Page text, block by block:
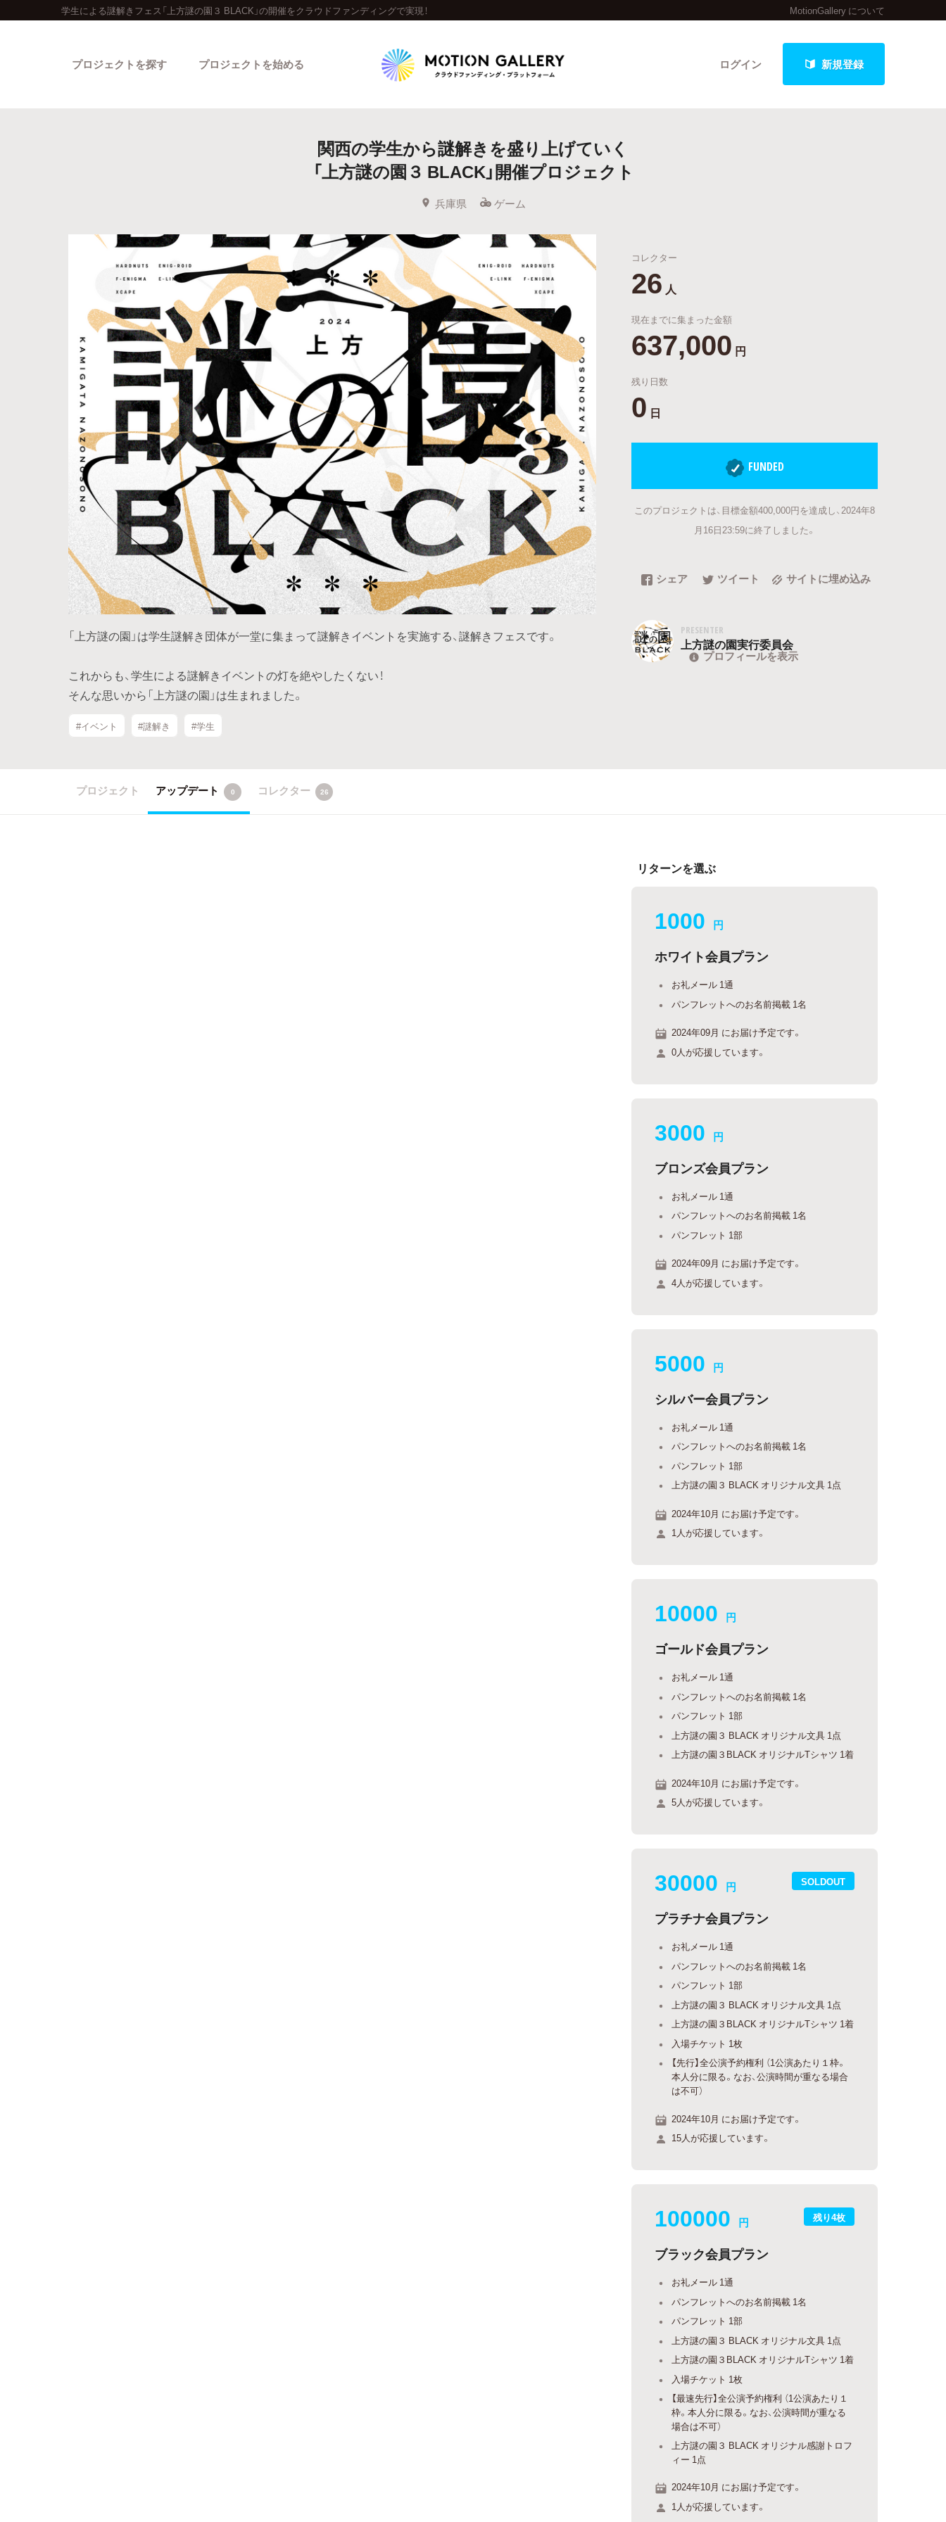
学生による謎解きフェス「上方謎の園３ BLACK」の開催をクラウドファンディングで実現！ MotionGallery について
ログイン 新規登録
プロジェクトを探す
人気のプロジェクト 新着プロジェクト 終了間近のプロジェクト
Feature
カテゴリーから探す タグから探す キュレーターから探す 特集から探す
Legendary
最新達成プロジェクト 調達額が大きいプロジェクト
プロジェクトを始める
関西の学生から謎解きを盛り上げていく
「上方謎の園３ BLACK」開催プロジェクト
兵庫県 ゲーム
「上方謎の園」は学生謎解き団体が一堂に集まって謎解きイベントを実施する、謎解きフェスです。
これからも、学生による謎解きイベントの灯を絶やしたくない！
そんな思いから「上方謎の園」は生まれました。
#イベント #謎解き #学生
コレクター
26 人
現在までに集まった金額
637,000 円
残り日数
0 日
FUNDED
このプロジェクトは、目標金額400,000円を達成し、2024年8
月16日23:59に終了しました。
シェア ツイート サイトに埋め込み
PRESENTER
上方謎の園実行委員会
プロフィールを表示
プロジェクト アップデート 0 コレクター 26
リターンを選ぶ
1000 円
ホワイト会員プラン
お礼メール 1通
パンフレットへのお名前掲載 1名
2024年09月 にお届け予定です。
0人が応援しています。
3000 円
ブロンズ会員プラン
お礼メール 1通
パンフレットへのお名前掲載 1名
パンフレット 1部
2024年09月 にお届け予定です。
4人が応援しています。
5000 円
シルバー会員プラン
お礼メール 1通
パンフレットへのお名前掲載 1名
パンフレット 1部
上方謎の園３ BLACK オリジナル文具 1点
2024年10月 にお届け予定です。
1人が応援しています。
10000 円
ゴールド会員プラン
お礼メール 1通
パンフレットへのお名前掲載 1名
パンフレット 1部
上方謎の園３ BLACK オリジナル文具 1点
上方謎の園３BLACK オリジナルTシャツ 1着
2024年10月 にお届け予定です。
5人が応援しています。
SOLDOUT
30000 円
プラチナ会員プラン
お礼メール 1通
パンフレットへのお名前掲載 1名
パンフレット 1部
上方謎の園３ BLACK オリジナル文具 1点
上方謎の園３BLACK オリジナルTシャツ 1着
入場チケット 1枚
【先行】全公演予約権利 （1公演あたり１枠。
本人分に限る。なお、公演時間が重なる場合
は不可）
2024年10月 にお届け予定です。
15人が応援しています。
残り4枚
100000 円
ブラック会員プラン
お礼メール 1通
パンフレットへのお名前掲載 1名
パンフレット 1部
上方謎の園３ BLACK オリジナル文具 1点
上方謎の園３BLACK オリジナルTシャツ 1着
入場チケット 1枚
【最速先行】全公演予約権利 （1公演あたり１
枠。本人分に限る。なお、公演時間が重なる
場合は不可）
上方謎の園３ BLACK オリジナル感謝トロフ
ィー 1点
2024年10月 にお届け予定です。
1人が応援しています。